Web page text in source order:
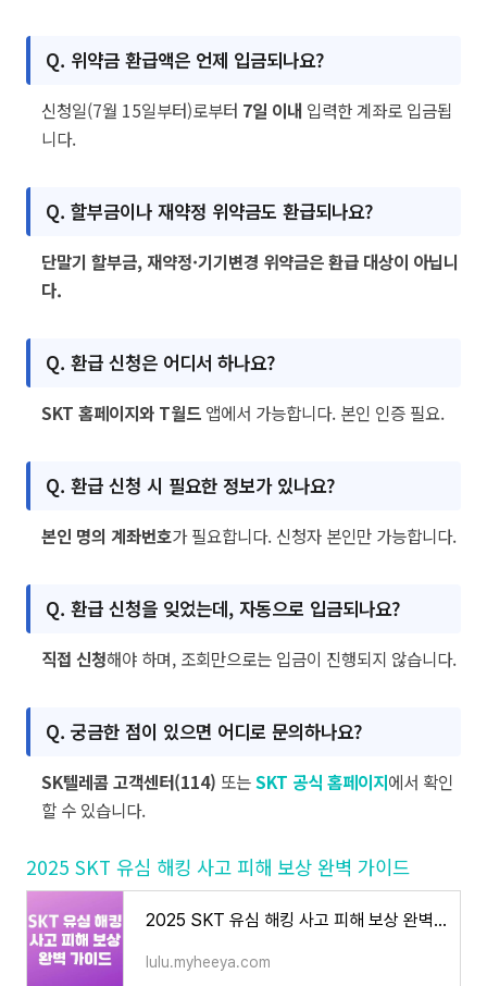
Q. 위약금 환급액은 언제 입금되나요?
신청일(7월 15일부터)로부터 7일 이내 입력한 계좌로 입금됩
니다.
Q. 할부금이나 재약정 위약금도 환급되나요?
단말기 할부금, 재약정·기기변경 위약금은 환급 대상이 아닙니
다.
Q. 환급 신청은 어디서 하나요?
SKT 홈페이지와 T월드 앱에서 가능합니다. 본인 인증 필요.
Q. 환급 신청 시 필요한 정보가 있나요?
본인 명의 계좌번호가 필요합니다. 신청자 본인만 가능합니다.
Q. 환급 신청을 잊었는데, 자동으로 입금되나요?
직접 신청해야 하며, 조회만으로는 입금이 진행되지 않습니다.
Q. 궁금한 점이 있으면 어디로 문의하나요?
SK텔레콤 고객센터(114) 또는SKT 공식 홈페이지에서 확인
할 수 있습니다.
2025 SKT 유심 해킹 사고 피해 보상 완벽 가이드
2025 SKT 유심 해킹 사고 피해 보상 완벽 가이드
lulu.myheeya.com